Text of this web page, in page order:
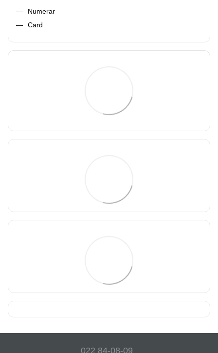
Numerar
Card
022 84-08-09